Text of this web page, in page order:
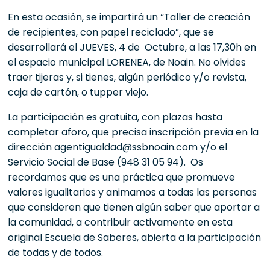
En esta ocasión, se impartirá un “Taller de creación
de recipientes, con papel reciclado”, que se
desarrollará el JUEVES, 4 de Octubre, a las 17,30h en
el espacio municipal LORENEA, de Noain. No olvides
traer tijeras y, si tienes, algún periódico y/o revista,
caja de cartón, o tupper viejo.
La participación es gratuita, con plazas hasta
completar aforo, que precisa inscripción previa en la
dirección agentigualdad@ssbnoain.com y/o el
Servicio Social de Base (948 31 05 94). Os
recordamos que es una práctica que promueve
valores igualitarios y animamos a todas las personas
que consideren que tienen algún saber que aportar a
la comunidad, a contribuir activamente en esta
original Escuela de Saberes, abierta a la participación
de todas y de todos.